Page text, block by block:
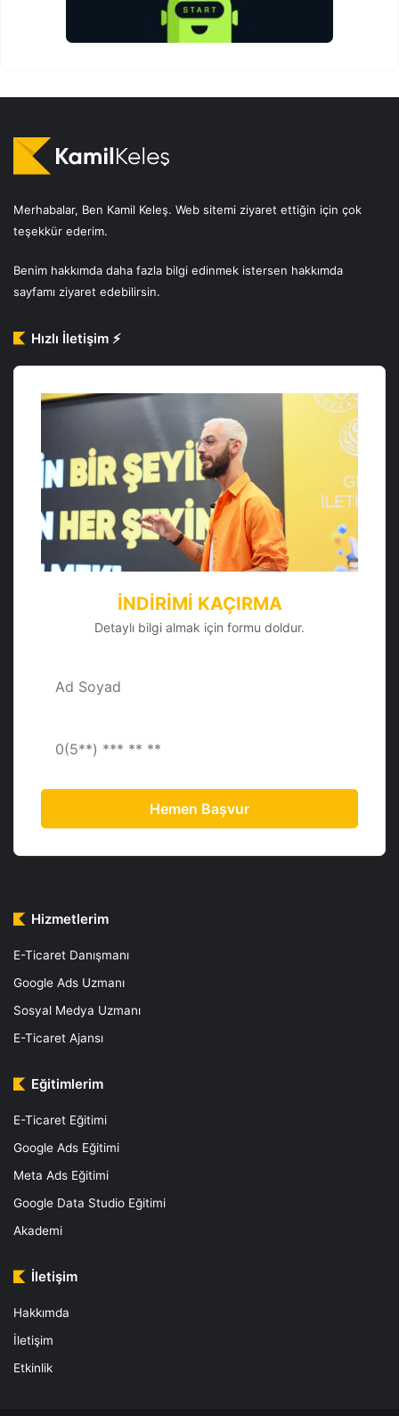
Merhabalar, Ben Kamil Keleş. Web sitemi ziyaret ettiğin için çok
teşekkür ederim.
Benim hakkımda daha fazla bilgi edinmek istersen hakkımda
sayfamı ziyaret edebilirsin.
Hızlı İletişim ⚡️
İNDIRIMI KAÇIRMA
Detaylı bilgi almak için formu doldur.
Hemen Başvur
Hizmetlerim
E-Ticaret Danışmanı
Google Ads Uzmanı
Sosyal Medya Uzmanı
E-Ticaret Ajansı
Eğitimlerim
E-Ticaret Eğitimi
Google Ads Eğitimi
Meta Ads Eğitimi
Google Data Studio Eğitimi
Akademi
İletişim
Hakkımda
İletişim
Etkinlik